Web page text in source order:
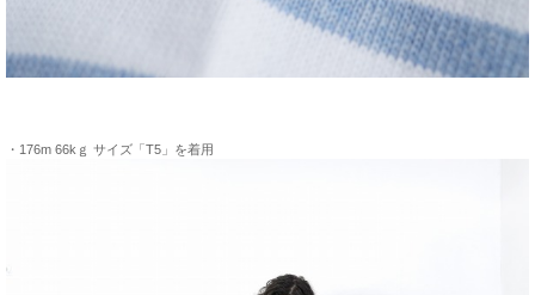
・176m 66kｇ サイズ「T5」を着用